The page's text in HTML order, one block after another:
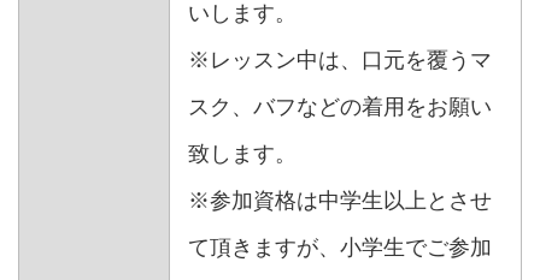
いします。
※レッスン中は、口元を覆うマ
スク、バフなどの着用をお願い
致します。
※参加資格は中学生以上とさせ
て頂きますが、小学生でご参加